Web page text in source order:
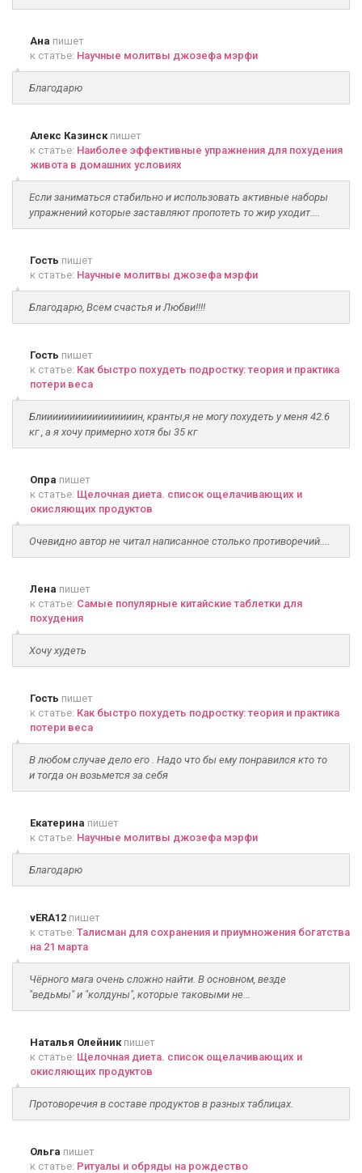
Ана пишет
к статье: Научные молитвы джозефа мэрфи
Благодарю
Алекс Казинскпишет
к статье: Наиболее эффективные упражнения для похудения
живота в домашних условиях
Если заниматься стабильно и использовать активные наборы
упражнений которые заставляют пропотеть то жир уходит....
Гость пишет
к статье: Научные молитвы джозефа мэрфи
Благодарю, Всем счастья и Любви!!!!
Гость пишет
к статье: Как быстро похудеть подростку: теория и практика
потери веса
Блииииииииииииииииин, кранты,я не могу похудеть у меня 42.6
кг , а я хочу примерно хотя бы 35 кг
Опра пишет
к статье: Щелочная диета. список ощелачивающих и
окисляющих продуктов
Очевидно автор не читал написанное столько противоречий....
Лена пишет
к статье: Самые популярные китайские таблетки для
похудения
Хочу худеть
Гость пишет
к статье: Как быстро похудеть подростку: теория и практика
потери веса
В любом случае дело его . Надо что бы ему понравился кто то
и тогда он возьмется за себя
Екатерина пишет
к статье: Научные молитвы джозефа мэрфи
Благодарю
vERA12 пишет
к статье: Талисман для сохранения и приумножения богатства
на 21 марта
Чёрного мага очень сложно найти. В основном, везде
"ведьмы" и "колдуны", которые таковыми не...
Наталья Олейникпишет
к статье: Щелочная диета. список ощелачивающих и
окисляющих продуктов
Протоворечия в составе продуктов в разных таблицах.
Ольга пишет
к статье: Ритуалы и обряды на рождество